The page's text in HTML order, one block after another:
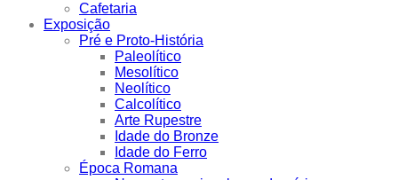
Cafetaria
Exposição
Pré e Proto-História
Paleolítico
Mesolítico
Neolítico
Calcolítico
Arte Rupestre
Idade do Bronze
Idade do Ferro
Época Romana